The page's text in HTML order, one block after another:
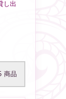
し出
商品